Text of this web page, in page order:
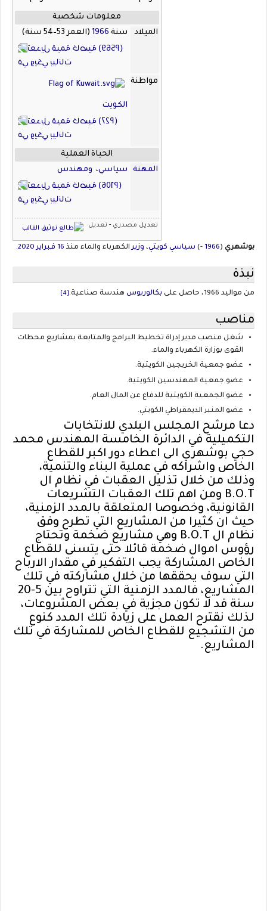
معلومات شخصية
الميلاد
سنة 1966 (العمر 53–54 سنة)
مواطنة
الكويت
الحياة العملية
المهنة
سياسي، ومهندس
تعديل مصدري - تعديل
بوشهري (
1966
-) سياسي كويتي، وزيرالكهرباء والماء منذ 16 فبراير 2020.
نُبذة
من مواليد 1966، حاصل على بكالوريوس هندسة صناعية.
مناصب
شغل منصب مدير إدراة تخطيط البرامج والمتابعة بمشاريع محطات
القوى بوزارة الكهرباء والماء.
عضو جمعية الخريجين الكويتية.
عضو جمعية المهندسين الكويتية.
عضو الجمعية الكويتية للدفاع عن المال العام.
عضو المنبر الديمقراطي الكويتي.
دعا مرشح المجلس البلدي للانتخابات
التكميلية في الدائرة الخامسة المهندس محمد
حجي بوشهري الى اعطاء دور اكبر للقطاع
الخاص واشراكه في عملية البناء والتنمية،
وذلك من خلال تذليل العقبات في نظام ال
B.O.T ومن اهم تلك العقبات التشريعات
القانونية، وخصوصا المتعلقة بالمدد الزمنية،
حيث ان كثيرا من المشاريع التي تطرح وفق
نظام ال B.O.T وهي مشاريع ضخمة وتحتاج
رؤوس اموال ضخمة قائلا حتى يتسنى للقطاع
الخاص المشاركة يجب التفكير في مقدار الارباح
التي سوف يحققها من خلال مشاركته في تلك
المشاريع، فالمدد الزمنية التي تتراوح بين 5-20
سنة قد لا تكون مجزية في بعض المشروعات،
لذلك نقترح العمل على زيادة تلك المدد كنوع
من التشجيع للقطاع الخاص للمشاركة في تلك
المشاريع.